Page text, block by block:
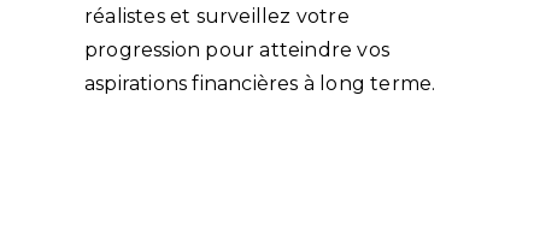
réalistes et surveillez votre
progression pour atteindre vos
aspirations financières à long terme.